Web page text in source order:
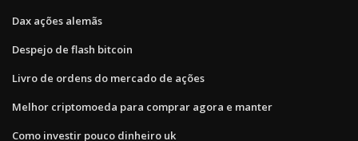
Dax ações alemãs
Despejo de flash bitcoin
Livro de ordens do mercado de ações
Melhor criptomoeda para comprar agora e manter
Como investir pouco dinheiro uk